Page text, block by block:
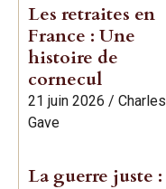
Les retraites en
France : Une
histoire de
cornecul
21 juin 2026 / Charles
Gave
La guerre juste :